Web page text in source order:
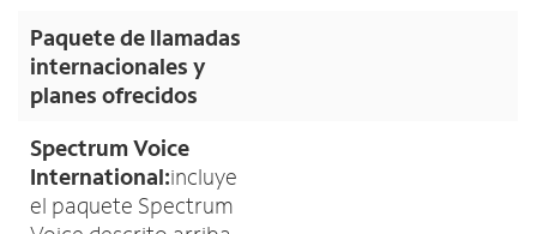
Paquete de llamadas
internacionales y
planes ofrecidos
Spectrum Voice
International:incluye
el paquete Spectrum